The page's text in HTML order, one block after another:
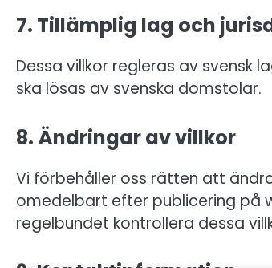
7. Tillämplig lag och
Dessa villkor regleras av svensk
ska lösas av svenska domstolar.
8. Ändringar av villkor
Vi förbehåller oss rätten att
omedelbart efter publicering på
regelbundet kontrollera dessa